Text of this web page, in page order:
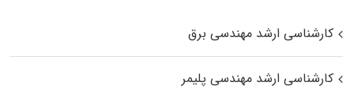
کارشناسی ارشد مهندسی برق
کارشناسی ارشد مهندسی پلیمر